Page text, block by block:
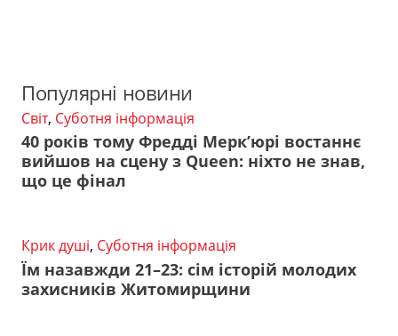
Популярні новини
Світ, Суботня інформація
40 років тому Фредді Мерк’юрі востаннє
вийшов на сцену з Queen: ніхто не знав,
що це фінал
Крик душі, Суботня інформація
Їм назавжди 21–23: сім історій молодих
захисників Житомирщини